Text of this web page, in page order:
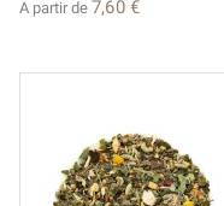
A partir de 7,60 €